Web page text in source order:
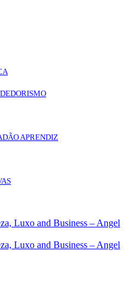
APRENDIZ